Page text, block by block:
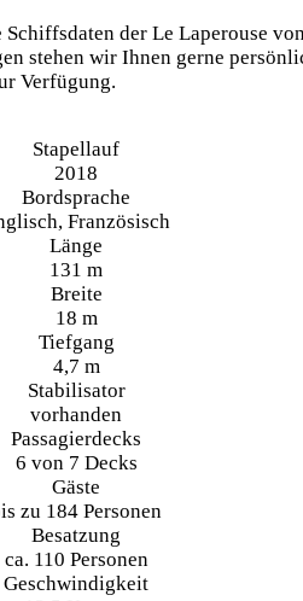
der Le Laperouse
stehen wir Ihnen gerne
Verfügung.
Stapellauf
2018
Bordsprache
Französisch
Länge
131 m
Breite
18 m
Tiefgang
4,7 m
Stabilisator
vorhanden
Passagierdecks
6 von 7 Decks
Gäste
zu 184 Personen
Besatzung
ca. 110 Personen
Geschwindigkeit